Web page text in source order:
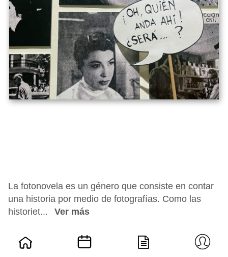
La fotonovela es un género que consiste en contar
una historia por medio de fotografías. Como las
historiet...
Ver más